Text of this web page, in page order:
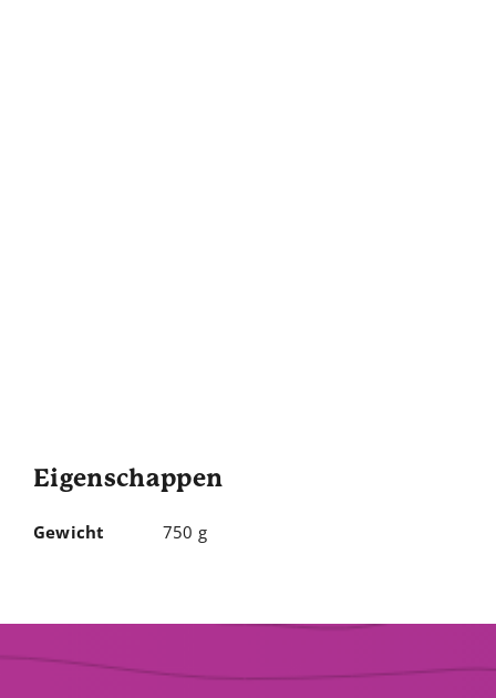
Eigenschappen
Gewicht 750 g